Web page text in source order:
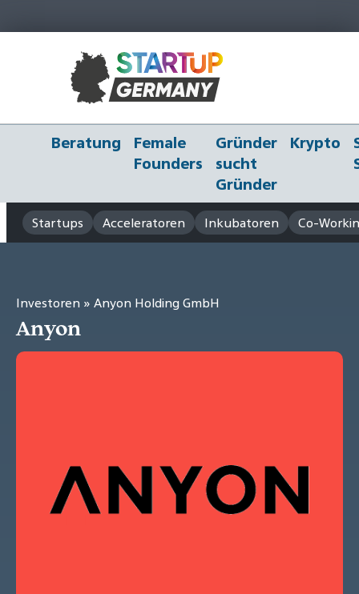
Beratung
Female
Founders
Gründer
sucht
Gründer
Krypto
Startups Acceleratoren Inkubatoren Co-
Investoren » Anyon Holding GmbH
Anyon